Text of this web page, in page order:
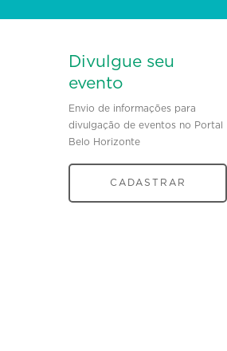
Divulgue seu
evento
Envio de informações para
divulgação de eventos no Portal
Belo Horizonte
CADASTRAR